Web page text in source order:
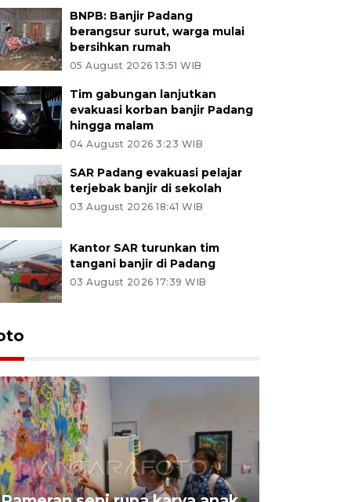
BNPB: Banjir Padang
berangsur surut, warga mulai
bersihkan rumah
05 August 2026 13:51 WIB
Tim gabungan lanjutkan
evakuasi korban banjir Padang
hingga malam
04 August 2026 3:23 WIB
SAR Padang evakuasi pelajar
terjebak banjir di sekolah
03 August 2026 18:41 WIB
Kantor SAR turunkan tim
tangani banjir di Padang
03 August 2026 17:39 WIB